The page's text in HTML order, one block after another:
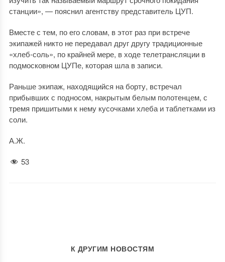
станции», — пояснил агентству представитель ЦУП.
Вместе с тем, по его словам, в этот раз при встрече
экипажей никто не передавал друг другу традиционные
«хлеб-соль», по крайней мере, в ходе телетрансляции в
подмосковном ЦУПе, которая шла в записи.
Раньше экипаж, находящийся на борту, встречал
прибывших с подносом, накрытым белым полотенцем, с
тремя пришитыми к нему кусочками хлеба и таблетками из
соли.
А.Ж.
53
К ДРУГИМ НОВОСТЯМ